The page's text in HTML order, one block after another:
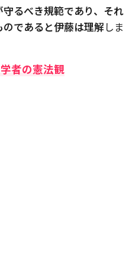
るべき規範であり、それ
であると伊藤は理解しま
者の憲法観